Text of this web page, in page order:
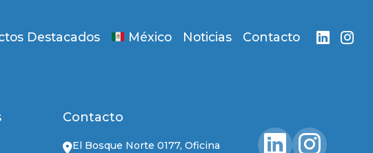
Destacados México Noticias Contacto
Contacto
El Bosque Norte 0177, Oficina